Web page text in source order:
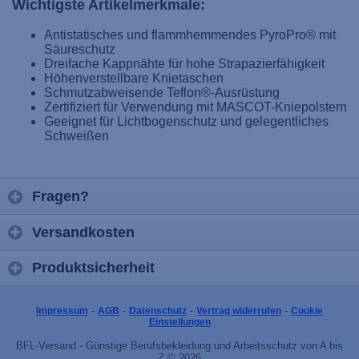
Wichtigste Artikelmerkmale:
Antistatisches und flammhemmendes PyroPro® mit
Säureschutz
Dreifache Kappnähte für hohe Strapazierfähigkeit
Höhenverstellbare Knietaschen
Schmutzabweisende Teflon®-Ausrüstung
Zertifiziert für Verwendung mit MASCOT-Kniepolstern
Geeignet für Lichtbogenschutz und gelegentliches
Schweißen
Fragen?
Versandkosten
Produktsicherheit
Impressum - AGB - Datenschutz - Vertrag widerrufen - Cookie
Einstellungen
BFL-Versand - Günstige Berufsbekleidung und Arbeitsschutz von A bis